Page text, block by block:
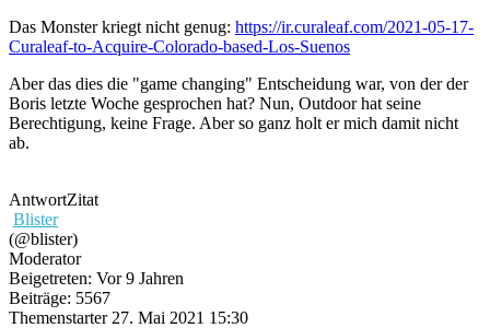
Das Monster kriegt nicht genug: https://ir.curaleaf.com/2021-05-17-
Curaleaf-to-Acquire-Colorado-based-Los-Suenos
Aber das dies die "game changing" Entscheidung war, von der der
Boris letzte Woche gesprochen hat? Nun, Outdoor hat seine
Berechtigung, keine Frage. Aber so ganz holt er mich damit nicht
ab.
AntwortZitat
Blister
(@blister)
Moderator
Beigetreten: Vor 9 Jahren
Beiträge: 5567
Themenstarter 27. Mai 2021 15:30